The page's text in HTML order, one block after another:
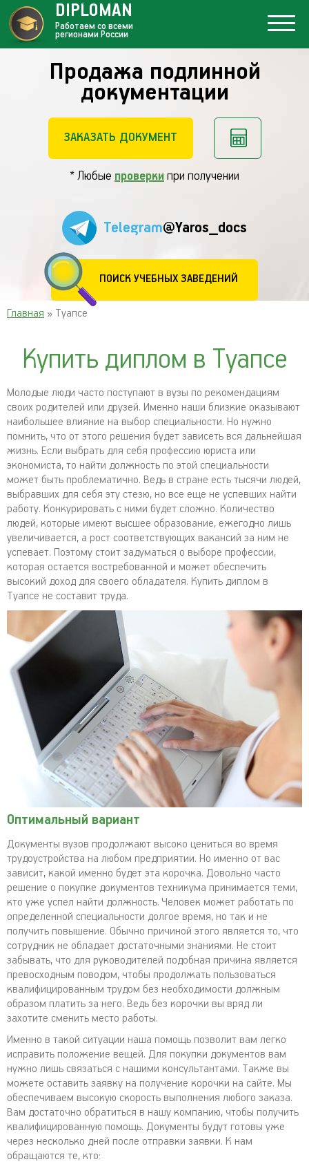
Продажа подлинной
документации
ЗАКАЗАТЬ ДОКУМЕНТ
* Любые проверки при получении
Telegram@Yaros_docs
ПОИСК УЧЕБНЫХ ЗАВЕДЕНИЙ
DIPLOMAN
Работаем со всеми
регионами России
Главная » Туапсе
Купить диплом в Туапсе
Молодые люди часто поступают в вузы по рекомендациям
своих родителей или друзей. Именно наши близкие оказывают
наибольшее влияние на выбор специальности. Но нужно
помнить, что от этого решения будет зависеть вся дальнейшая
жизнь. Если выбрать для себя профессию юриста или
экономиста, то найти должность по этой специальности
может быть проблематично. Ведь в стране есть тысячи людей,
выбравших для себя эту стезю, но все еще не успевших найти
работу. Конкурировать с ними будет сложно. Количество
людей, которые имеют высшее образование, ежегодно лишь
увеличивается, а рост соответствующих вакансий за ним не
успевает. Поэтому стоит задуматься о выборе профессии,
которая остается востребованной и может обеспечить
высокий доход для своего обладателя. Купить диплом в
Туапсе не составит труда.
Оптимальный вариант
Документы вузов продолжают высоко цениться во время
трудоустройства на любом предприятии. Но именно от вас
зависит, какой именно будет эта корочка. Довольно часто
решение о покупке документов техникума принимается теми,
кто уже успел найти должность. Человек может работать по
определенной специальности долгое время, но так и не
получить повышение. Обычно причиной этого является то, что
сотрудник не обладает достаточными знаниями. Не стоит
забывать, что для руководителей подобная причина является
превосходным поводом, чтобы продолжать пользоваться
квалифицированным трудом без необходимости должным
образом платить за него. Ведь без корочки вы вряд ли
захотите сменить место работы.
Именно в такой ситуации наша помощь позволит вам легко
исправить положение вещей. Для покупки документов вам
нужно лишь связаться с нашими консультантами. Также вы
можете оставить заявку на получение корочки на сайте. Мы
обеспечиваем высокую скорость выполнения любого заказа.
Вам достаточно обратиться в нашу компанию, чтобы получить
квалифицированную помощь. Документы будут готовы уже
через несколько дней после отправки заявки. К нам
обращаются те, кто: